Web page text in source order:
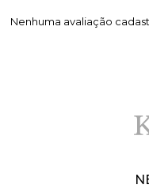
Nenhuma avaliação